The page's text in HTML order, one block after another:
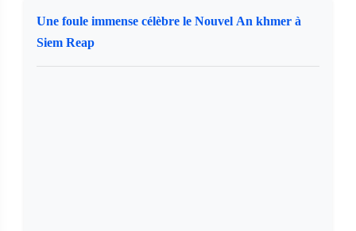
Une foule immense célèbre le Nouvel An khmer à
Siem Reap